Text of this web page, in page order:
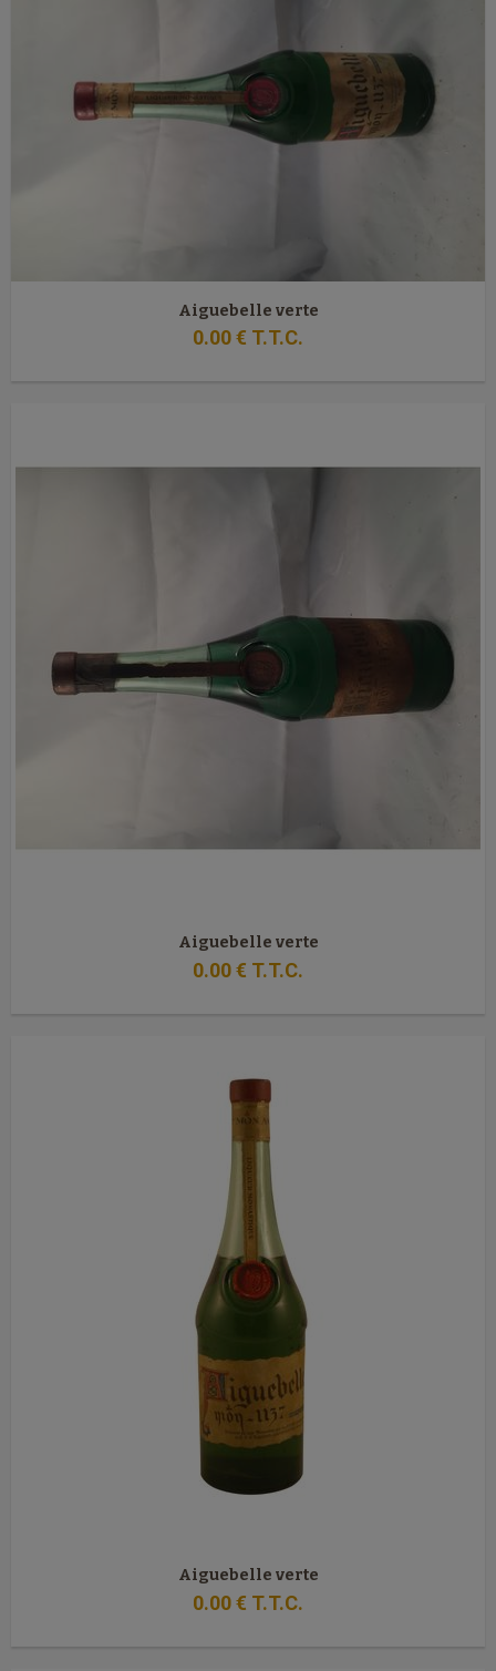
Aiguebelle verte
0.00€ T.T.C.
Aiguebelle verte
0.00€ T.T.C.
Aiguebelle verte
0.00€ T.T.C.